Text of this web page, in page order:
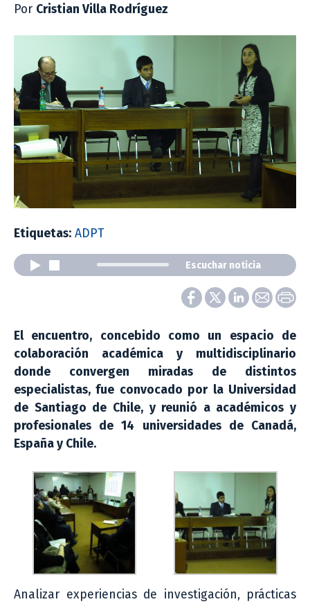
Por Cristian Villa Rodríguez
Etiquetas: ADPT
Escuchar noticia
El encuentro, concebido como un espacio de
colaboración académica y multidisciplinario
donde convergen miradas de distintos
especialistas, fue convocado por la Universidad
de Santiago de Chile, y reunió a académicos y
profesionales de 14 universidades de Canadá,
España y Chile.
Analizar experiencias de investigación, prácticas